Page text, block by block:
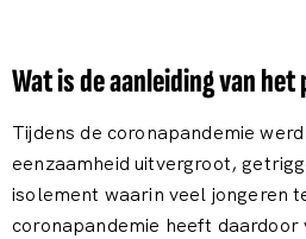
Wat is de aanleiding van
Tijdens de coronapandemie
eenzaamheid uitvergroot,
isolement waarin veel jongeren
coronapandemie heeft daardoor